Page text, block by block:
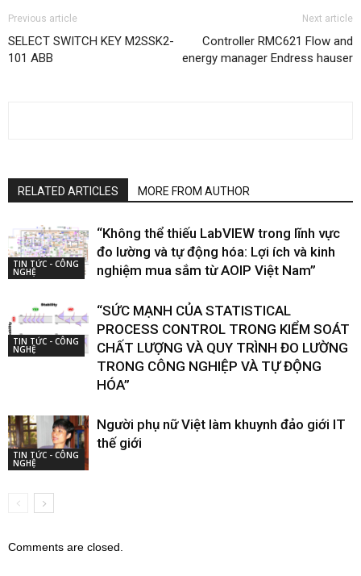
Previous article
SELECT SWITCH KEY M2SSK2-
101 ABB
Next article
Controller RMC621 Flow and
energy manager Endress hauser
RELATED ARTICLES MORE FROM AUTHOR
TIN TỨC - CÔNG
NGHỆ
“Không thể thiếu LabVIEW trong lĩnh vực
đo lường và tự động hóa: Lợi ích và kinh
nghiệm mua sắm từ AOIP Việt Nam”
TIN TỨC - CÔNG
NGHỆ
“SỨC MẠNH CỦA STATISTICAL
PROCESS CONTROL TRONG KIỂM SOÁT
CHẤT LƯỢNG VÀ QUY TRÌNH ĐO LƯỜNG
TRONG CÔNG NGHIỆP VÀ TỰ ĐỘNG
HÓA”
TIN TỨC - CÔNG
NGHỆ
Người phụ nữ Việt làm khuynh đảo giới IT
thế giới
Comments are closed.